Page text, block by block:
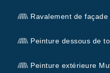
Ravalement de façade
Peinture dessous de
Peinture extérieure